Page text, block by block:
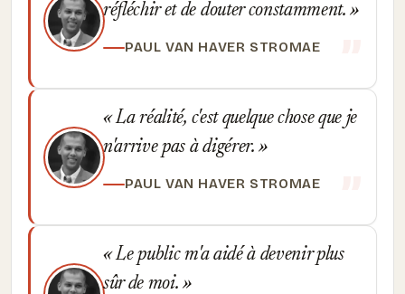
réfléchir et de douter constamment.
PAUL VAN HAVER STROMAE
La réalité, c'est quelque chose que je
n'arrive pas à digérer.
PAUL VAN HAVER STROMAE
Le public m'a aidé à devenir plus
sûr de moi.